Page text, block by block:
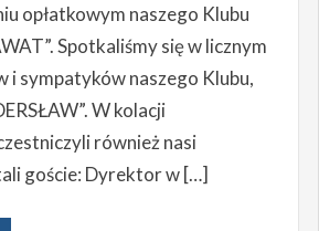
opłatkowym naszego Klubu
Spotkaliśmy się w licznym
i sympatyków naszego Klubu,
W kolacji
również nasi
goście: Dyrektor w […]